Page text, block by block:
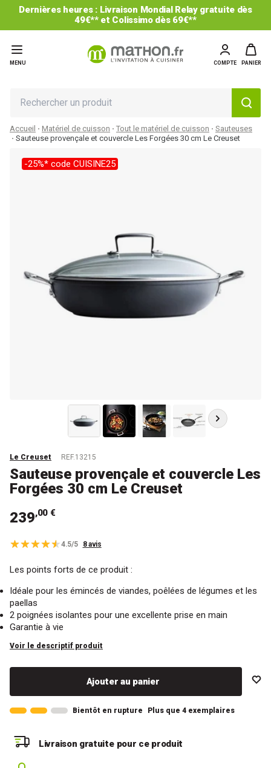
Dernières heures : Livraison Mondial Relay gratuite dès
49€** et Colissimo dès 69€**
MENU COMPTE PANIER
Accueil Matériel de cuisson Tout le matériel de cuisson
Sauteuses
Sauteuse provençale et couvercle Les Forgées 30 cm Le Creuset
-25%* code CUISINE25
Le Creuset REF.13215
Sauteuse provençale et couvercle Les
Forgées 30 cm Le Creuset
239,00 €
4.5/5 8 avis
Les points forts de ce produit :
Idéale pour les émincés de viandes, poêlées de légumes et les
paellas
2 poignées isolantes pour une excellente prise en main
Garantie à vie
Voir le descriptif produit
Ajouter au panier
Bientôt en rupture Plus que 4 exemplaires
Livraison gratuite pour ce produit